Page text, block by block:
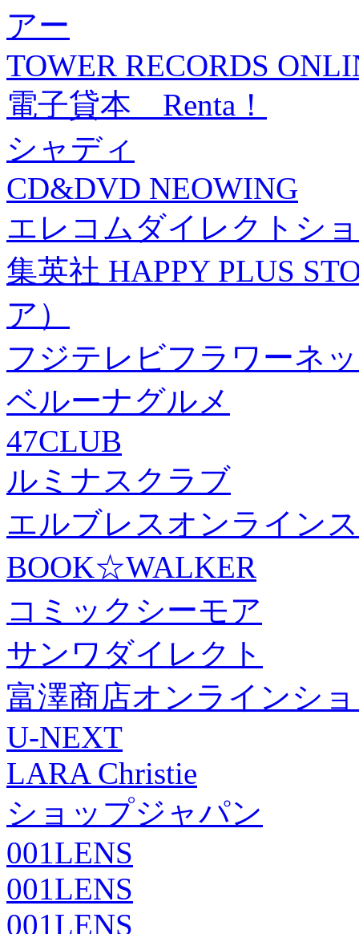
アー
TOWER RECORDS
電子貸本 Renta！
シャディ
CD&DVD NEOWING
エレコムダイレクトシ
集英社 HAPPY PLUS
ア）
フジテレビフラワーネ
ベルーナグルメ
47CLUB
ルミナスクラブ
エルブレスオンライン
BOOK☆WALKER
コミックシーモア
サンワダイレクト
富澤商店オンラインシ
U-NEXT
LARA Christie
ショップジャパン
001LENS
001LENS
001LENS